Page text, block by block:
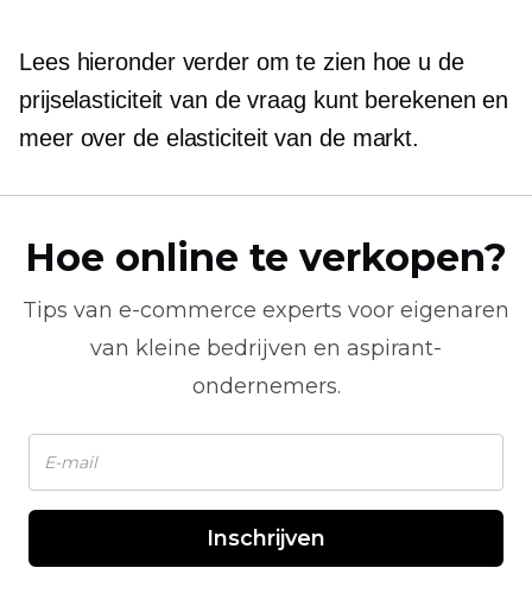
Lees hieronder verder om te zien hoe u de
prijselasticiteit van de vraag kunt berekenen en
meer over de elasticiteit van de markt.
Hoe online te verkopen?
Tips van e-commerce experts voor eigenaren
van kleine bedrijven en aspirant-
ondernemers.
Inschrijven